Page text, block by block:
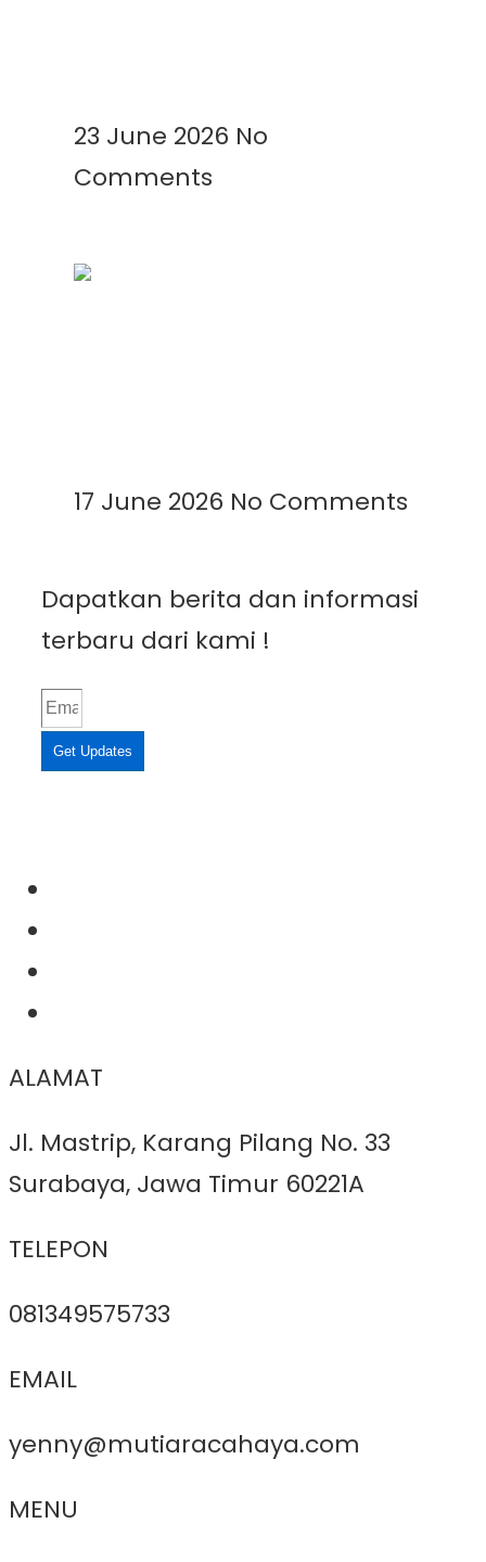
23 June 2026 No
Comments
17 June 2026 No Comments
Dapatkan berita dan informasi
terbaru dari kami !
Get Updates
ALAMAT
Jl. Mastrip, Karang Pilang No. 33
Surabaya, Jawa Timur 60221A
TELEPON
081349575733
EMAIL
yenny@mutiaracahaya.com
MENU